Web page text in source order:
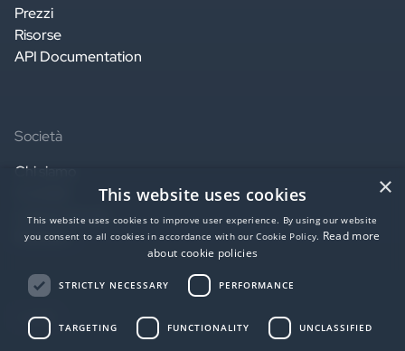
Prezzi
Risorse
API Documentation
Società
Chi siamo
Lavora con noi
Partners
Legale
×
This website uses cookies
This website uses cookies to improve user experience. By using our website
you consent to all cookies in accordance with our Cookie Policy. Read more
about cookie policies
STRICTLY NECESSARY PERFORMANCE
TARGETING FUNCTIONALITY UNCLASSIFIED